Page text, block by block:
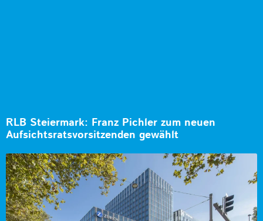
RLB Steiermark: Franz Pichler zum neuen
Aufsichtsratsvorsitzenden gewählt